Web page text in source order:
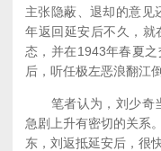
主张隐蔽、退却的意见
年返回延安后不久，
态，并在1943年春夏
后，听任极左恶浪翻江
笔者认为，刘少奇当
急剧上升有密切的关系
东，刘返抵延安后，很